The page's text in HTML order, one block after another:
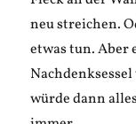
neu streichen.
etwas tun. Aber
würde dann